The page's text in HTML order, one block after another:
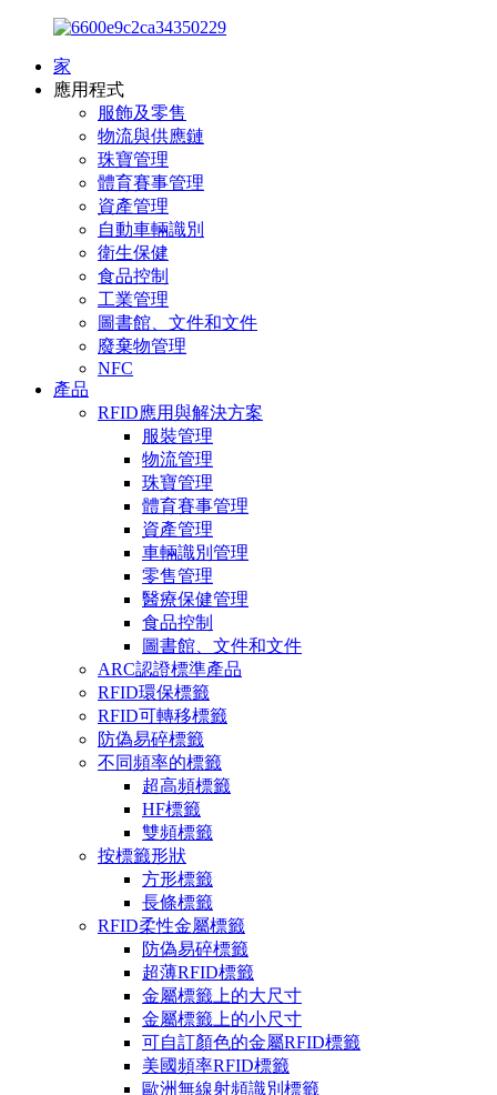
家
應用程式
服飾及零售
物流與供應鏈
珠寶管理
體育賽事管理
資產管理
自動車輛識別
衛生保健
食品控制
工業管理
圖書館、文件和文件
廢棄物管理
NFC
產品
RFID應用與解決方案
服裝管理
物流管理
珠寶管理
體育賽事管理
資產管理
車輛識別管理
零售管理
醫療保健管理
食品控制
圖書館、文件和文件
ARC認證標準產品
RFID環保標籤
RFID可轉移標籤
防偽易碎標籤
不同頻率的標籤
超高頻標籤
HF標籤
雙頻標籤
按標籤形狀
方形標籤
長條標籤
RFID柔性金屬標籤
防偽易碎標籤
超薄RFID標籤
金屬標籤上的大尺寸
金屬標籤上的小尺寸
可自訂顏色的金屬RFID標籤
美國頻率RFID標籤
歐洲無線射頻識別標籤